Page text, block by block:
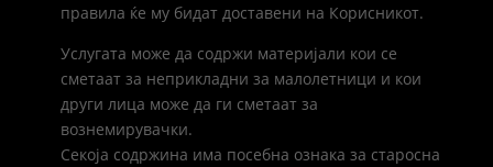
правила ќе му бидат доставени на Корисникот.
Услугата може да содржи материјали кои се
сметаат за неприкладни за малолетници и кои
други лица може да ги сметаат за
вознемирувачки.
Секоја содржина има посебна ознака за старосна